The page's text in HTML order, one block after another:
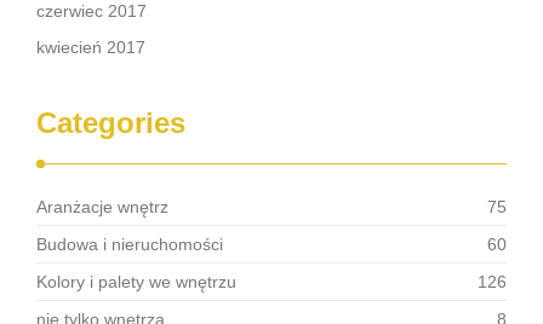
czerwiec 2017
kwiecień 2017
Categories
Aranżacje wnętrz
75
Budowa i nieruchomości
60
Kolory i palety we wnętrzu
126
nie tylko wnętrza
8